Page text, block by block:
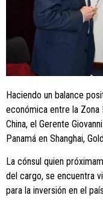
Haciendo un balance
económica entre la Zona
China, el Gerente
Panamá en Shanghai,
La cónsul quien
del cargo, se encuentra
para la inversión en el